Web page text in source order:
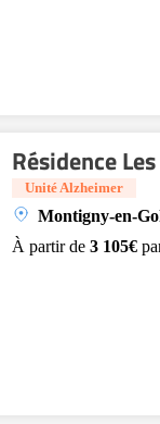
Résidence
Unité Alzheimer
Montigny-en-
À partir de 3 105€